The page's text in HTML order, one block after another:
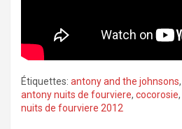
Étiquettes: antony and the johnsons,
antony nuits de fourviere, cocorosie,
nuits de fourviere 2012